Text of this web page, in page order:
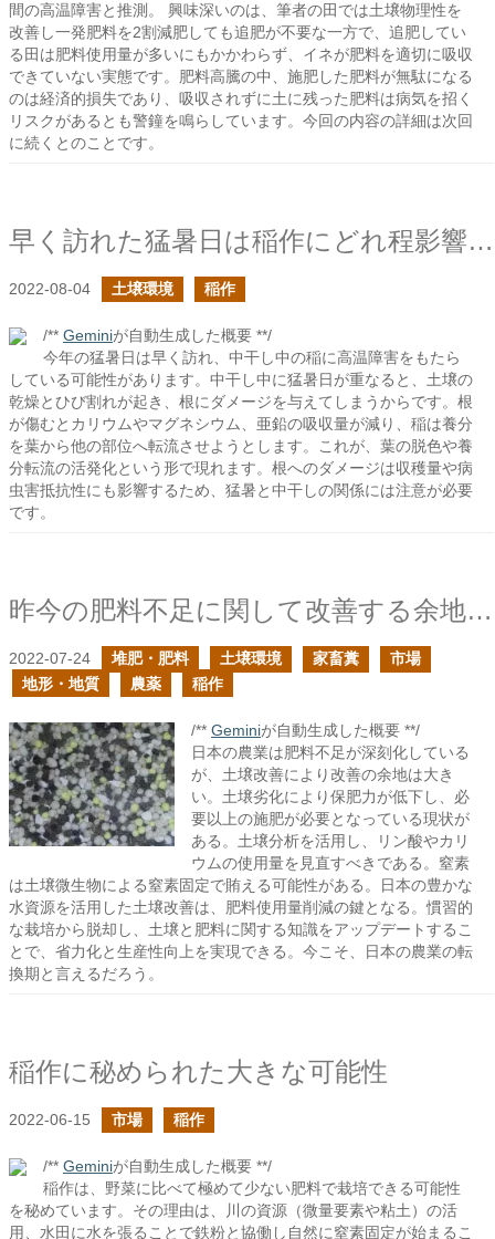
間の高温障害と推測。 興味深いのは、筆者の田では土壌物理性を
改善し一発肥料を2割減肥しても追肥が不要な一方で、追肥してい
る田は肥料使用量が多いにもかかわらず、イネが肥料を適切に吸収
できていない実態です。肥料高騰の中、施肥した肥料が無駄になる
のは経済的損失であり、吸収されずに土に残った肥料は病気を招く
リスクがあるとも警鐘を鳴らしています。今回の内容の詳細は次回
に続くとのことです。
早く訪れた猛暑日は稲作にどれ程影響するか？
2022-08-04 土壌環境 稲作
/** Geminiが自動生成した概要 **/
今年の猛暑日は早く訪れ、中干し中の稲に高温障害をもたら
している可能性があります。中干し中に猛暑日が重なると、土壌の
乾燥とひび割れが起き、根にダメージを与えてしまうからです。根
が傷むとカリウムやマグネシウム、亜鉛の吸収量が減り、稲は養分
を葉から他の部位へ転流させようとします。これが、葉の脱色や養
分転流の活発化という形で現れます。根へのダメージは収穫量や病
虫害抵抗性にも影響するため、猛暑と中干しの関係には注意が必要
です。
昨今の肥料不足に関して改善する余地は大きい
2022-07-24 堆肥・肥料 土壌環境 家畜糞
市場
地形・地質
農薬 稲作
/** Geminiが自動生成した概要 **/
日本の農業は肥料不足が深刻化している
が、土壌改善により改善の余地は大き
い。土壌劣化により保肥力が低下し、必
要以上の施肥が必要となっている現状が
ある。土壌分析を活用し、リン酸やカリ
ウムの使用量を見直すべきである。窒素
は土壌微生物による窒素固定で賄える可能性がある。日本の豊かな
水資源を活用した土壌改善は、肥料使用量削減の鍵となる。慣習的
な栽培から脱却し、土壌と肥料に関する知識をアップデートするこ
とで、省力化と生産性向上を実現できる。今こそ、日本の農業の転
換期と言えるだろう。
稲作に秘められた大きな可能性
2022-06-15 市場 稲作
/** Geminiが自動生成した概要 **/
稲作は、野菜に比べて極めて少ない肥料で栽培できる可能性
を秘めています。その理由は、川の資源（微量要素や粘土）の活
用、水田に水を張ることで鉄粉と協働し自然に窒素固定が始まるこ